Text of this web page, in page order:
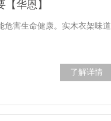
华恩】
危害生命健康。实木衣架味道
了解详情